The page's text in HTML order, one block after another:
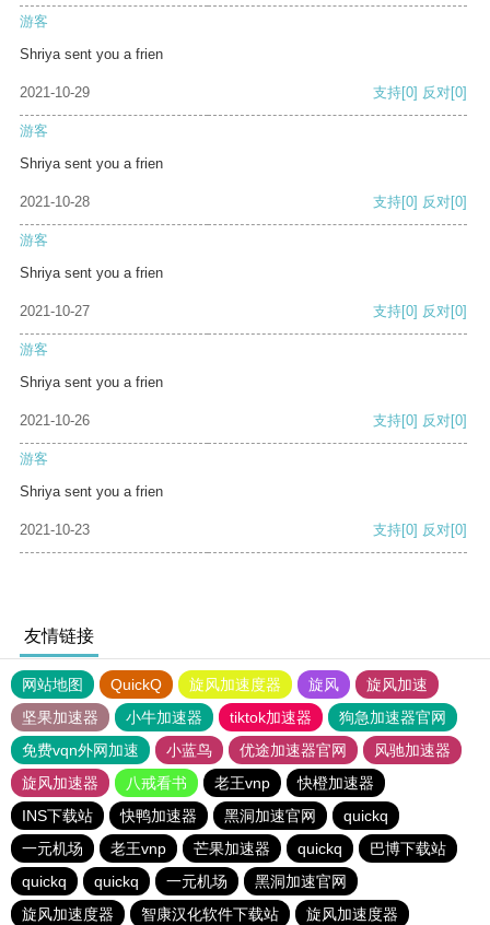
游客
Shriya sent you a frien
2021-10-29 支持[0] 反对[0]
游客
Shriya sent you a frien
2021-10-28 支持[0] 反对[0]
游客
Shriya sent you a frien
2021-10-27 支持[0] 反对[0]
游客
Shriya sent you a frien
2021-10-26 支持[0] 反对[0]
游客
Shriya sent you a frien
2021-10-23 支持[0] 反对[0]
友情链接
网站地图 QuickQ 旋风加速度器 旋风
旋风加速
坚果加速器
小牛加速器 tiktok加速器
狗急加速器官网
免费vqn外网加速
小蓝鸟 优途加速器官网
风驰加速器
旋风加速器
八戒看书 老王vnp
快橙加速器
INS下载站
快鸭加速器 黑洞加速官网
quickq
一元机场
老王vnp 芒果加速器 quickq
巴博下载站
quickq
quickq 一元机场
黑洞加速官网
旋风加速度器
智康汉化软件下载站 旋风加速度器